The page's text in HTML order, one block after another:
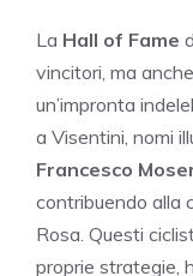
La Hall of Fame
vincitori, ma
un’impronta
a Visentini, nomi
Francesco
contribuendo alla
Rosa. Questi
proprie strategie,